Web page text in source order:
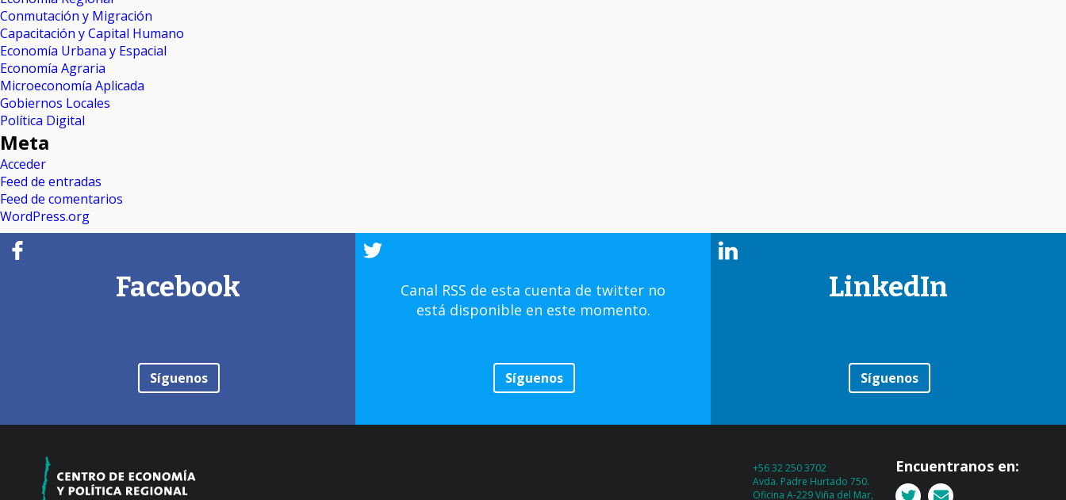
Conmutación y Migración
Capacitación y Capital Humano
Economía Urbana y Espacial
Economía Agraria
Microeconomía Aplicada
Gobiernos Locales
Política Digital
Meta
Acceder
Feed de entradas
Feed de comentarios
WordPress.org
Facebook
Síguenos
Canal RSS de esta cuenta de twitter no
está disponible en este momento.
Síguenos
LinkedIn
Síguenos
+56 32 250 3702
Avda. Padre Hurtado 750.
Oficina A-229 Viña del Mar,
Encuentranos en: